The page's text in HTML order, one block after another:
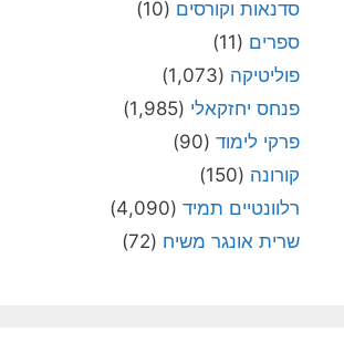
סדנאות וקורסים (10)
ספרים (11)
פוליטיקה (1,073)
פנחס יחזקאלי (1,985)
פרקי לימוד (90)
קורונה (150)
רלוונטיים תמיד (4,090)
שרית אונגר משיח (72)